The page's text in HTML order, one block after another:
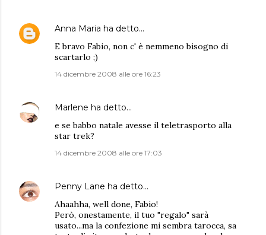
Anna Maria ha detto…
E bravo Fabio, non c' è nemmeno bisogno di
scartarlo ;)
14 dicembre 2008 alle ore 16:23
Marlene ha detto…
e se babbo natale avesse il teletrasporto alla
star trek?
14 dicembre 2008 alle ore 17:03
Penny Lane ha detto…
Ahaahha, well done, Fabio!
Però, onestamente, il tuo "regalo" sarà
usato...ma la confezione mi sembra tarocca, sa